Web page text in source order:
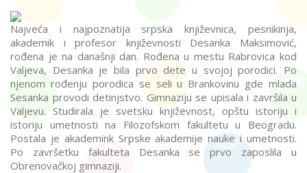
Najveća i najpoznatija srpska književnica, pesnikinja,
akademik i profesor književnosti Desanka Maksimović,
rođena je na današnji dan. Rođena u mestu Rabrovica kod
Valjeva, Desanka je bila prvo dete u svojoj porodici. Po
njenom rođenju porodica se seli u Brankovinu gde mlada
Sesanka provodi detinjstvo. Gimnaziju se upisala i završila u
Valjevu. Studirala je svetsku književnost, opštu istoriju i
istoriju umetnosti na Filozofskom fakultetu u Beogradu.
Postala je akademink Srpske akademije nauke i umetnosti.
Po završetku fakulteta Desanka se prvo zaposlila u
Obrenovačkoj gimnaziji.